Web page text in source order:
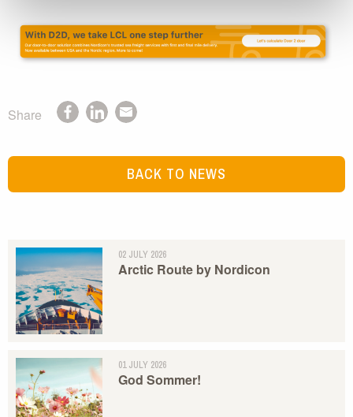
Share
BACK TO NEWS
02 JULY 2026
Arctic Route by Nordicon
01 JULY 2026
God Sommer!